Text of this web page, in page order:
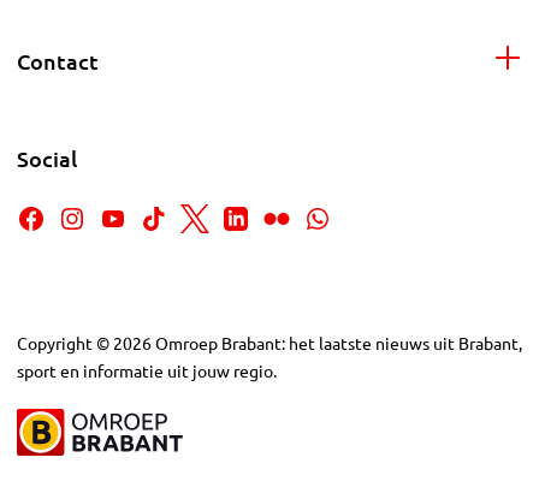
Contact
Social
Copyright © 2026Omroep Brabant: het laatste nieuws uit Brabant,
sport en informatie uit jouw regio.